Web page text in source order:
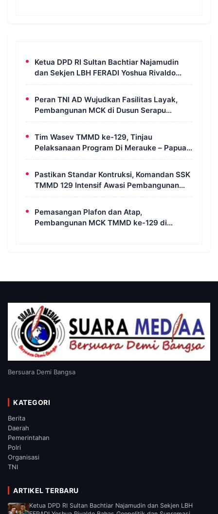
Ketua DPD RI Sultan Bachtiar Najamudin
dan Sekjen LBH FERADI Yoshua Rivaldo
Bahas Geopolitik dan Supremasi Hukum
Peran TNI AD Wujudkan Fasilitas Layak,
Pembangunan MCK di Dusun Serapu
Rampung Dikerjakan
Tim Wasev TMMD ke-129, Tinjau
Pelaksanaan Program Di Merauke – Papua
Selatan
Pastikan Standar Kontruksi, Komandan SSK
TMMD 129 Intensif Awasi Pembangunan
MCK di Wanam
Pemasangan Plafon dan Atap,
Pembangunan MCK TMMD ke-129 di
Bersuara Demi Bangsa
KATEGORI
Berita
Daerah
Pemerintahan
Polri
Organisasi
TNI
ARTIKEL TERBARU
Ketua DPD RI Sultan Bachtiar Najamudin dan Sekjen LBH